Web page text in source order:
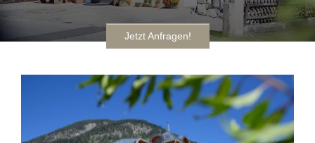
Jetzt Anfragen!